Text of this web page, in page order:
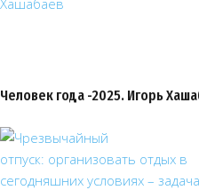
Человек года -2025. Игорь